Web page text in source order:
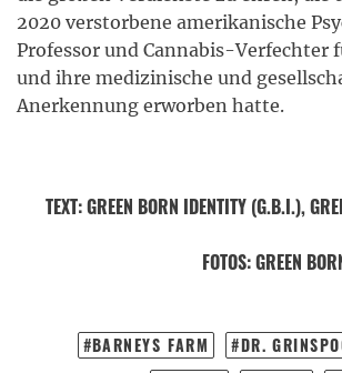
2020 verstorbene amerikanische
Professor und Cannabis-Verfechter
und ihre medizinische und
Anerkennung erworben hatte.
TEXT:GREEN BORN IDENTITY (G.B.I.),
FOTOS: GREEN
BARNEYS FARM DR.